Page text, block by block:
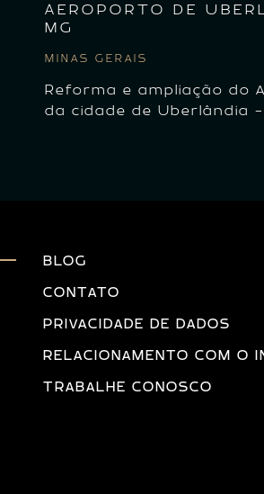
AEROPORTO DE
MG
MINAS GERAIS
Reforma e ampliação do
da cidade de Uberlândia -
BLOG
CONTATO
PRIVACIDADE DE DADOS
RELACIONAMENTO COM O
TRABALHE CONOSCO